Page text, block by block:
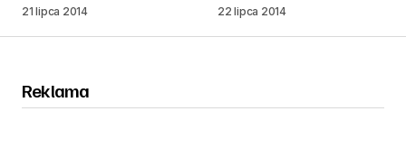
21 lipca 2014 22 lipca 2014
Reklama